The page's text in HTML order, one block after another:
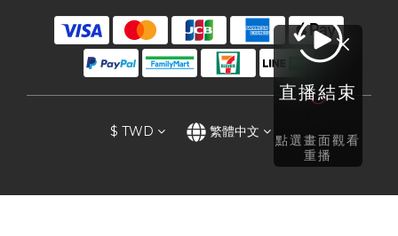
$ TWD 繁體中文
直播結束
點選畫面觀看
重播